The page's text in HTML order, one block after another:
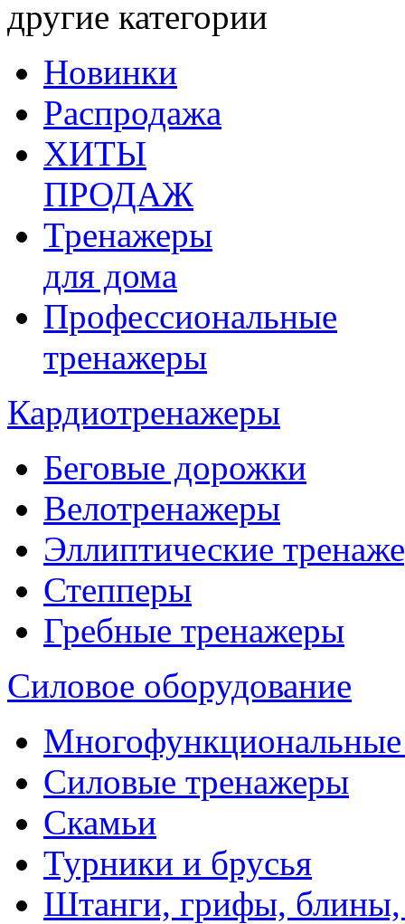
другие категории
Новинки
Распродажа
ХИТЫ
ПРОДАЖ
Тренажеры
для дома
Профессиональные
тренажеры
Кардиотренажеры
Беговые дорожки
Велотренажеры
Эллиптические
Степперы
Гребные тренажеры
Силовое оборудование
Силовые тренажеры
Скамьи
Турники и брусья
Штанги, грифы, блины,